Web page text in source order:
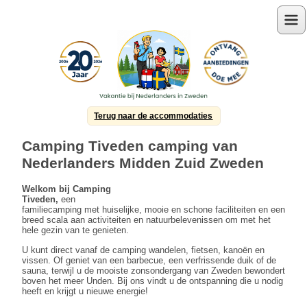
Menu
Terug naar de accommodaties
Camping Tiveden camping van
Nederlanders Midden Zuid Zweden
Welkom bij Camping
Tiveden, een
familiecamping met huiselijke, mooie en schone faciliteiten en een
breed scala aan activiteiten en natuurbelevenissen om met het
hele gezin van te genieten.
U kunt direct vanaf de camping wandelen, fietsen, kanoën en
vissen. Of geniet van een barbecue, een verfrissende duik of de
sauna, terwijl u de mooiste zonsondergang van Zweden bewondert
boven het meer Unden. Bij ons vindt u de ontspanning die u nodig
heeft en krijgt u nieuwe energie!